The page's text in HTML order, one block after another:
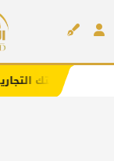
ويجذب لك